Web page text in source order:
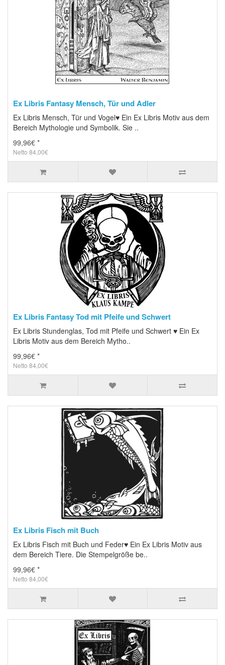
Ex Libris Fantasy Mensch, Tür und Adler
Ex Libris Mensch, Tür und Vogel♥ Ein Ex Libris Motiv aus dem
Bereich Mythologie und Symbolik. Sie ..
99,96€ *
Netto 84,00€
Ex Libris Fantasy Tod mit Pfeife und Schwert
Ex Libris Stundenglas, Tod mit Pfeife und Schwert ♥ Ein Ex
Libris Motiv aus dem Bereich Mytho..
99,96€ *
Netto 84,00€
Ex Libris Fisch mit Buch
Ex Libris Fisch mit Buch und Feder♥ Ein Ex Libris Motiv aus
dem Bereich Tiere. Die Stempelgröße be..
99,96€ *
Netto 84,00€